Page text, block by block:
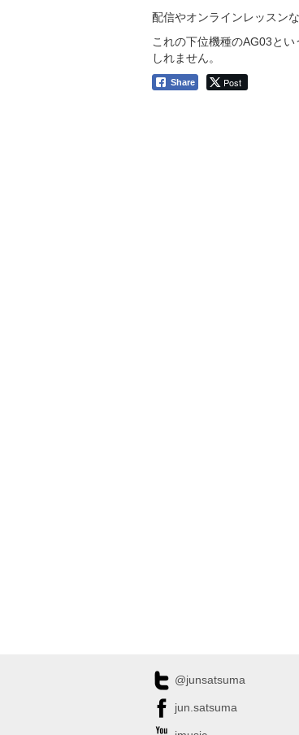
配信やオンラインレッスン
これの下位機種のAG03と
しれません。
Share Post
@junsatsuma
jun.satsuma